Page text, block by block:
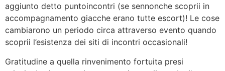
aggiunto detto puntoincontri (se sennonche scoprii in
accompagnamento giacche erano tutte escort)! Le cose
cambiarono un periodo circa attraverso evento quando
scoprii l’esistenza dei siti di incontri occasionali!
Gratitudine a quella rinvenimento fortuita presi